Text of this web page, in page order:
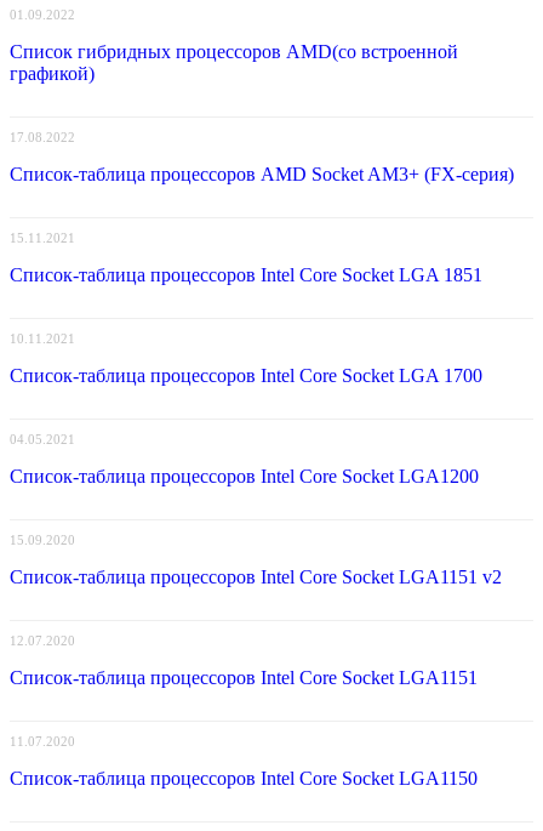
01.09.2022
Список гибридных процессоров AMD(со встроенной
графикой)
17.08.2022
Список-таблица процессоров AMD Socket AM3+ (FX-серия)
15.11.2021
Список-таблица процессоров Intel Core Socket LGA 1851
10.11.2021
Список-таблица процессоров Intel Core Socket LGA 1700
04.05.2021
Список-таблица процессоров Intel Core Socket LGA1200
15.09.2020
Список-таблица процессоров Intel Core Socket LGA1151 v2
12.07.2020
Список-таблица процессоров Intel Core Socket LGA1151
11.07.2020
Список-таблица процессоров Intel Core Socket LGA1150